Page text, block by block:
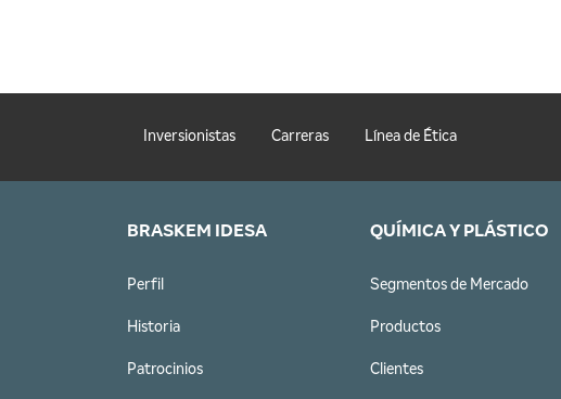
Inversionistas Carreras Línea de Ética
BRASKEM IDESA
Perfil
Historia
Patrocinios
QUÍMICA Y PLÁSTICO
Segmentos de Mercado
Productos
Clientes